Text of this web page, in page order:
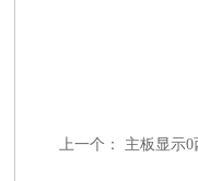
上一个： 主板显示0